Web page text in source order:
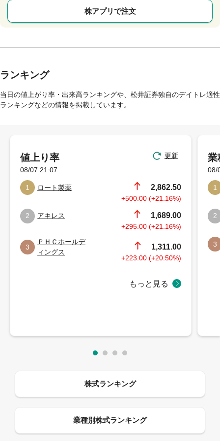
株アプリで注文
ランキング
当日の値上がり率・出来高ランキングや、松井証券独自のデイトレ適性
ランキングなどの情報を掲載しています。